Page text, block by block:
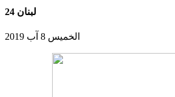
لبنان 24
الخميس 8 آب 2019